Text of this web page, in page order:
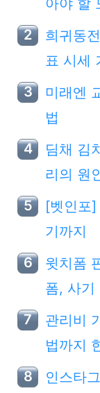
아야 할
희귀동
표 시세
미래엔
법
딤채 김
리의 원
[벳인포
기까지
윗치폼
폼, 사기
관리비
법까지
인스타